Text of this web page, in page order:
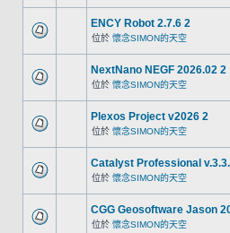
ENCY Robot 2.7.6 2
位於 懷念SIMON的天空
NextNano NEGF 2026.02 2
位於 懷念SIMON的天空
Plexos Project v2026 2
位於 懷念SIMON的天空
Catalyst Professional
位於 懷念SIMON的天空
CGG Geosoftware Jason
位於 懷念SIMON的天空